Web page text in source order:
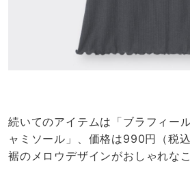
続いてのアイテムは「ブラフィー
ャミソール」、価格は990円（税込
裾のメロウデザインがおしゃれな